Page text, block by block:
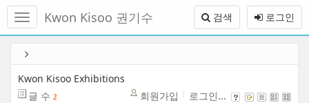
메
토
로그인
검색
Kwon Kisoo 권기수
Kwon Kisoo Exhibitions
글 수 2 회원가입 로그인...